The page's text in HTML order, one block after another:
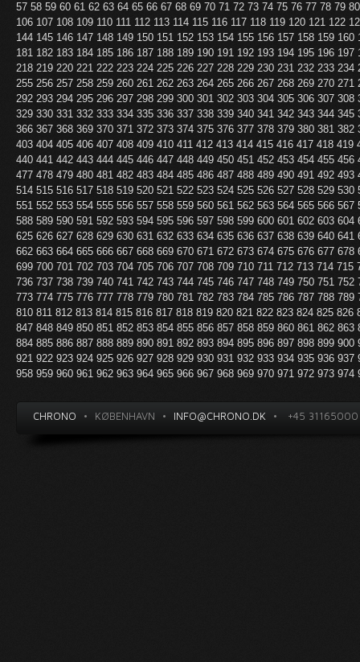
57 58 59 60 61 62 63 64 65 66 67 68 69 70 71 72 73 74 75 76 77 78 79
106 107 108 109 110 111 112 113 114 115 116 117 118 119 120 121 122
144 145 146 147 148 149 150 151 152 153 154 155 156 157 158 159 160
181 182 183 184 185 186 187 188 189 190 191 192 193 194 195 196 197
218 219 220 221 222 223 224 225 226 227 228 229 230 231 232 233 234
255 256 257 258 259 260 261 262 263 264 265 266 267 268 269 270 271
292 293 294 295 296 297 298 299 300 301 302 303 304 305 306 307 308
329 330 331 332 333 334 335 336 337 338 339 340 341 342 343 344 345
366 367 368 369 370 371 372 373 374 375 376 377 378 379 380 381 382
403 404 405 406 407 408 409 410 411 412 413 414 415 416 417 418 419
440 441 442 443 444 445 446 447 448 449 450 451 452 453 454 455 456
477 478 479 480 481 482 483 484 485 486 487 488 489 490 491 492 493
514 515 516 517 518 519 520 521 522 523 524 525 526 527 528 529 530
551 552 553 554 555 556 557 558 559 560 561 562 563 564 565 566 567
588 589 590 591 592 593 594 595 596 597 598 599 600 601 602 603 604
625 626 627 628 629 630 631 632 633 634 635 636 637 638 639 640 641
662 663 664 665 666 667 668 669 670 671 672 673 674 675 676 677 678
699 700 701 702 703 704 705 706 707 708 709 710 711 712 713 714 715
736 737 738 739 740 741 742 743 744 745 746 747 748 749 750 751 752
773 774 775 776 777 778 779 780 781 782 783 784 785 786 787 788 789
810 811 812 813 814 815 816 817 818 819 820 821 822 823 824 825 826
847 848 849 850 851 852 853 854 855 856 857 858 859 860 861 862 863
884 885 886 887 888 889 890 891 892 893 894 895 896 897 898 899 900
921 922 923 924 925 926 927 928 929 930 931 932 933 934 935 936 937
958 959 960 961 962 963 964 965 966 967 968 969 970 971 972 973 974
CHRONO • KØBENHAVN • INFO@CHRONO.DK • +45 31165000